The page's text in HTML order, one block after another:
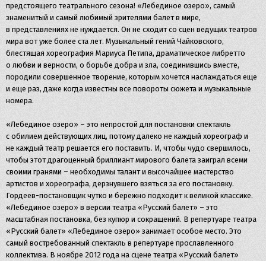
предстоящего театрального сезона! «Лебединое озеро», самый
знаменитый и самый любимый зрителями балет в мире,
в представлениях не нуждается. Он не сходит со сцен ведущих театров
мира вот уже более ста лет. Музыкальный гений Чайковского,
блестящая хореография Мариуса Петипа, драматическое либретто
о любви и верности, о борьбе добра и зла, соединившись вместе,
породили совершенное творение, которым хочется наслаждаться еще
и еще раз, даже когда известны все повороты сюжета и музыкальные
номера.
«Лебединое озеро» – это непростой для постановки спектакль
с обилием действующих лиц, потому далеко не каждый хореограф и
не каждый театр решается его поставить. И, чтобы чудо свершилось,
чтобы этот драгоценный бриллиант мирового балета заиграл всеми
своими гранями – необходимы талант и высочайшее мастерство
артистов и хореографа, дерзнувшего взяться за его постановку.
Гордеев-постановщик чутко и бережно подходит к великой классике.
«Лебединое озеро» в версии театра «Русский балет» – это
масштабная постановка, без купюр и сокращений. В репертуаре театра
«Русский балет» «Лебединое озеро» занимает особое место. Это
самый востребованный спектакль в репертуаре прославленного
коллектива. В ноябре 2012 года на сцене театра «Русский балет»